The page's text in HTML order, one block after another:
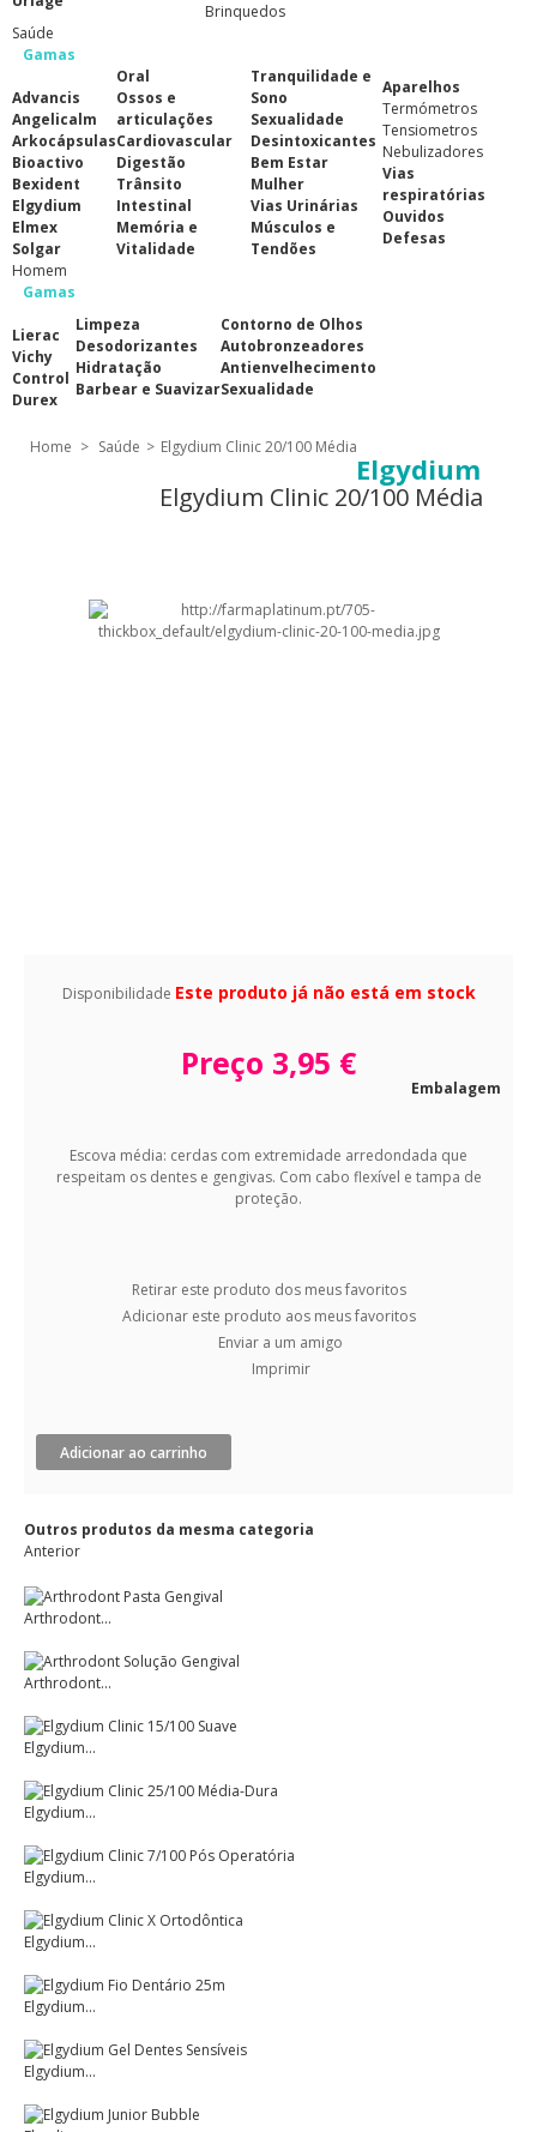
Brinquedos
Saúde
Gamas
Advancis
Angelicalm
Arkocápsulas
Bioactivo
Bexident
Elgydium
Elmex
Solgar
Oral
Ossos e
articulações
Cardiovascular
Digestão
Trânsito
Intestinal
Memória e
Vitalidade
Tranquilidade e
Sono
Sexualidade
Desintoxicantes
Bem Estar
Mulher
Vias Urinárias
Músculos e
Tendões
Aparelhos
Termómetros
Tensiometros
Nebulizadores
Vias
respiratórias
Ouvidos
Defesas
Homem
Gamas
Lierac
Vichy
Control
Durex
Limpeza
Desodorizantes
Hidratação
Barbear e Suavizar
Contorno de Olhos
Autobronzeadores
Antienvelhecimento
Sexualidade
Home > Saúde > Elgydium Clinic 20/100 Média
Elgydium
Elgydium Clinic 20/100 Média
Disponibilidade Este produto já não está em stock
Preço 3,95 €
Embalagem
Escova média: cerdas com extremidade arredondada que
respeitam os dentes e gengivas. Com cabo flexível e tampa de
proteção.
Retirar este produto dos meus favoritos
Adicionar este produto aos meus favoritos
Enviar a um amigo
Imprimir
Adicionar ao carrinho
Outros produtos da mesma categoria
Anterior
Arthrodont...
Arthrodont...
Elgydium...
Elgydium...
Elgydium...
Elgydium...
Elgydium...
Elgydium...